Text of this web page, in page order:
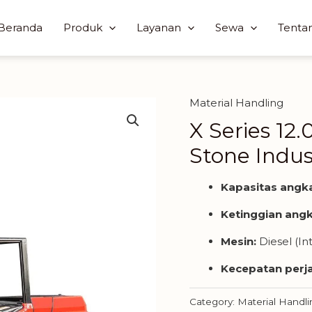
Produk Layanan Sewa
Material Handling
X Series
Stone
Kapasitas
Ketinggian
Mesin: Diesel
Kecepatan
Category: Material